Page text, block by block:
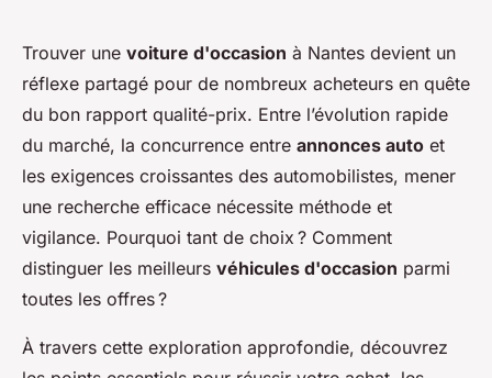
Recherche véhicule occasion
nantes : conseils, astuces et
services pour bien acheter
Candice•11 janvier 2026•6 min de lecture
Trouver une voiture d'occasion à Nantes devient un
réflexe partagé pour de nombreux acheteurs en quête
du bon rapport qualité-prix. Entre l’évolution rapide
du marché, la concurrence entre annonces auto et
les exigences croissantes des automobilistes, mener
une recherche efficace nécessite méthode et
vigilance. Pourquoi tant de choix ? Comment
distinguer les meilleurs véhicules d'occasion parmi
toutes les offres ?
À travers cette exploration approfondie, découvrez